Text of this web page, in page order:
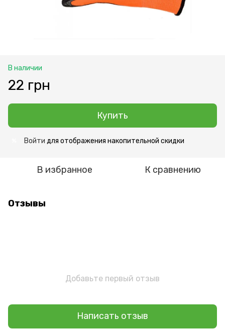
В наличии
22 грн
Купить
Войти для отображения накопительной скидки
В избранное К сравнению
Отзывы
Добавьте первый отзыв
Написать отзыв